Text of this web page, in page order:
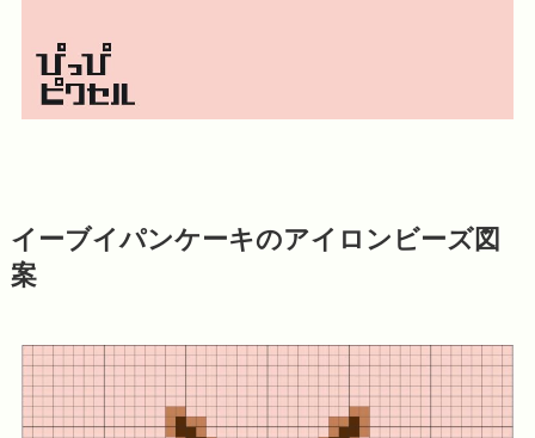
イーブイパンケーキのアイロンビーズ図
案